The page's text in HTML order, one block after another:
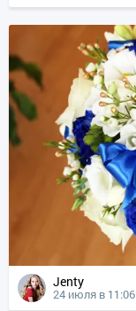
Jenty
24 июля в 11:06